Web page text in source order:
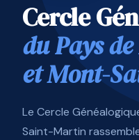
Cercle
du Pays
et Mont-
Le Cercle
Saint-Martin